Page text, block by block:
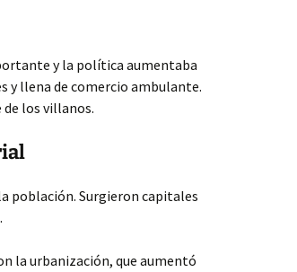
y la política aumentaba
y llena de comercio ambulante.
los villanos.
población. Surgieron capitales
la urbanización, que aumentó